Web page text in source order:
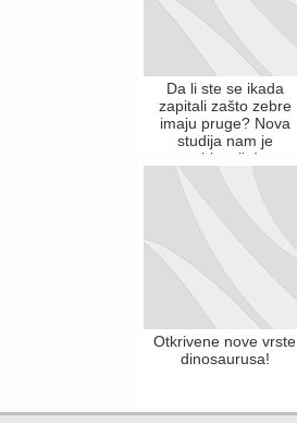
Da li ste se ikada
zapitali zašto zebre
imaju pruge? Nova
studija nam je
objasnila!
Otkrivene nove vrste
dinosaurusa!